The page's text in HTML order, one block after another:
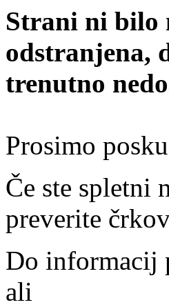
Strani ni bilo
odstranjena,
trenutno
Prosimo
Če ste spletni
preverite
Do informacij
ali